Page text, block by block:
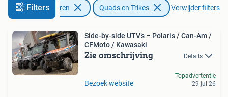
FiltersMotoren Quads en Trikes Verwijder filters
Side-by-side UTV’s – Polaris / Can-Am /
CFMoto / Kawasaki
Zie omschrijving Details
Bezoek website
Topadvertentie
29 jul 26